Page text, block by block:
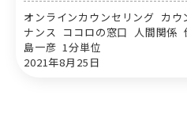
オンラインカウンセリング カ
ナンス ココロの窓口 人間関係
島一彦 1分単位
2021年8月25日